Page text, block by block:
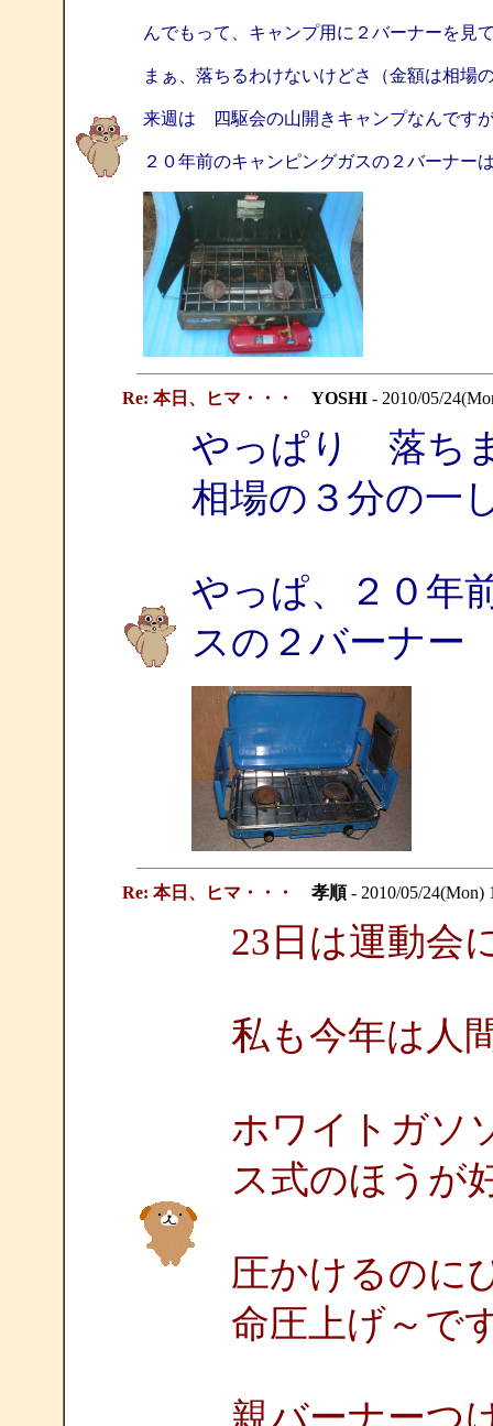
んでもって、キャンプ用に２バーナーを見
まぁ、落ちるわけないけどさ（金額は相場
来週は 四駆会の山開きキャンプなんです
２０年前のキャンピングガスの２バーナー
Re: 本日、ヒマ・・・ YOSHI- 2010/05/
やっぱり 落ち
相場の３分の一
やっぱ、２０年
スの２バーナ
Re: 本日、ヒマ・・・ 孝順- 2010/05/24(Mon)
23日は運動会
私も今年は
ホワイトガソ
ス式のほうが
圧かけるのに
命圧上げ～で
親バーナーつ